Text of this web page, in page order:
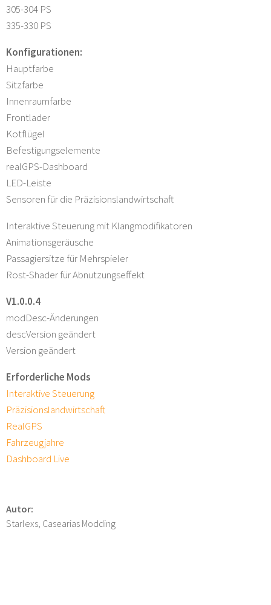
305-304 PS
335-330 PS
Konfigurationen:
Hauptfarbe
Sitzfarbe
Innenraumfarbe
Frontlader
Kotflügel
Befestigungselemente
realGPS-Dashboard
LED-Leiste
Sensoren für die Präzisionslandwirtschaft
Interaktive Steuerung mit Klangmodifikatoren
Animationsgeräusche
Passagiersitze für Mehrspieler
Rost-Shader für Abnutzungseffekt
V1.0.0.4
modDesc-Änderungen
descVersion geändert
Version geändert
Erforderliche Mods
Interaktive Steuerung
Präzisionslandwirtschaft
RealGPS
Fahrzeugjahre
Dashboard Live
Autor:
Starlexs, Casearias Modding